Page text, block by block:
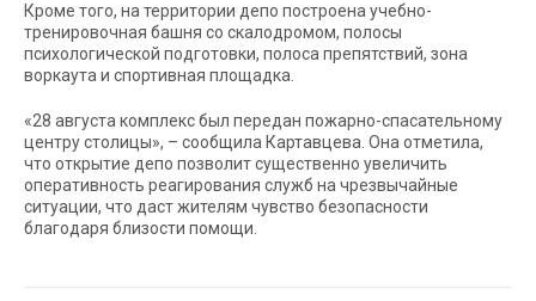
Кроме того, на территории депо построена учебно-
тренировочная башня со скалодромом, полосы
психологической подготовки, полоса препятствий, зона
воркаута и спортивная площадка.
«28 августа комплекс был передан пожарно-спасательному
центру столицы», – сообщила Картавцева. Она отметила,
что открытие депо позволит существенно увеличить
оперативность реагирования служб на чрезвычайные
ситуации, что даст жителям чувство безопасности
благодаря близости помощи.